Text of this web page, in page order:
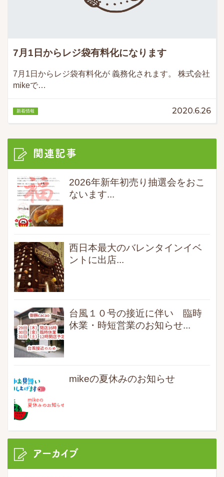
7月1日からレジ袋有料化になります
7月1日からレジ袋有料化が 義務化されます。 株式会社
mikeで…
新着情報 2020.6.26
関連記事
2026年新年初売り抽選会をおこ
ないます...
西日本最大のバレンタインイベ
ントに出店...
台風１０号の接近に伴い 臨時
休業・時短営業のお知らせ...
mikeの夏休みのお知らせ
アーカイブ